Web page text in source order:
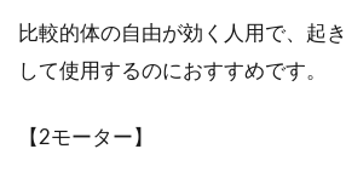
比較的体の自由が効く人用で、起
して使用するのにおすすめです。
【2モーター】